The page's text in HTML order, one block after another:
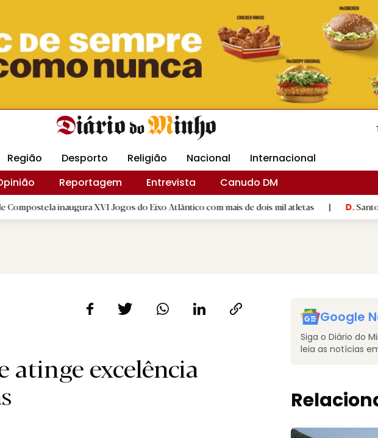
Revista Minha Gráfica DM Livraria DM Arquidiocese Braga
Região Desporto Religião Nacional
Internacional
Reportagem Entrevista Canudo DM
inaugura XVI Jogos do Eixo Atlântico com mais de dois mil atletas | D.Santo Estêvão
atinge excelência
Google
Siga o Diário do
leia as notícias